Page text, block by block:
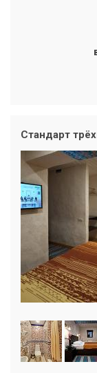
Стандарт